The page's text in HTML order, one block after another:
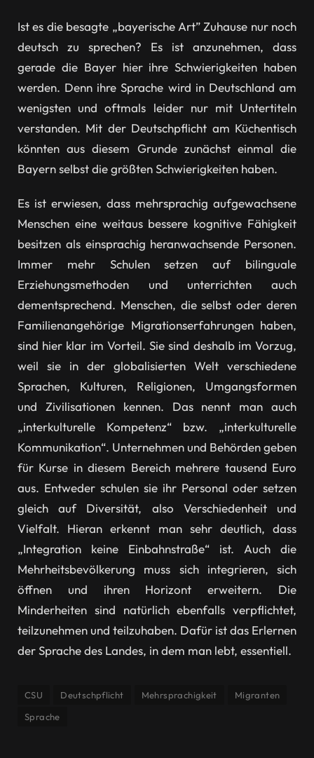
Ist es die besagte „bayerische Art” Zuhause nur noch
deutsch zu sprechen? Es ist anzunehmen, dass
gerade die Bayer hier ihre Schwierigkeiten haben
werden. Denn ihre Sprache wird in Deutschland am
wenigsten und oftmals leider nur mit Untertiteln
verstanden. Mit der Deutschpflicht am Küchentisch
könnten aus diesem Grunde zunächst einmal die
Bayern selbst die größten Schwierigkeiten haben.
Es ist erwiesen, dass mehrsprachig aufgewachsene
Menschen eine weitaus bessere kognitive Fähigkeit
besitzen als einsprachig heranwachsende Personen.
Immer mehr Schulen setzen auf bilinguale
Erziehungsmethoden und unterrichten auch
dementsprechend. Menschen, die selbst oder deren
Familienangehörige Migrationserfahrungen haben,
sind hier klar im Vorteil. Sie sind deshalb im Vorzug,
weil sie in der globalisierten Welt verschiedene
Sprachen, Kulturen, Religionen, Umgangsformen
und Zivilisationen kennen. Das nennt man auch
„interkulturelle Kompetenz“ bzw. „interkulturelle
Kommunikation“. Unternehmen und Behörden geben
für Kurse in diesem Bereich mehrere tausend Euro
aus. Entweder schulen sie ihr Personal oder setzen
gleich auf Diversität, also Verschiedenheit und
Vielfalt. Hieran erkennt man sehr deutlich, dass
„Integration keine Einbahnstraße“ ist. Auch die
Mehrheitsbevölkerung muss sich integrieren, sich
öffnen und ihren Horizont erweitern. Die
Minderheiten sind natürlich ebenfalls verpflichtet,
teilzunehmen und teilzuhaben. Dafür ist das Erlernen
der Sprache des Landes, in dem man lebt, essentiell.
CSU Deutschpflicht Mehrsprachigkeit
Migranten
Sprache